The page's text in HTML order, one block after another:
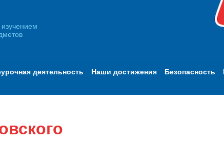
деятельность Наши достижения Безопасность